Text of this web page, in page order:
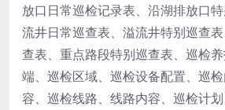
放口日常巡检记录表、沿湖排放口
流井日常巡查表、溢流井特别巡查
查表、重点路段特别巡查表、巡检
端、巡检区域、巡检设备配置、巡
容、巡检线路、线路内容、巡检计